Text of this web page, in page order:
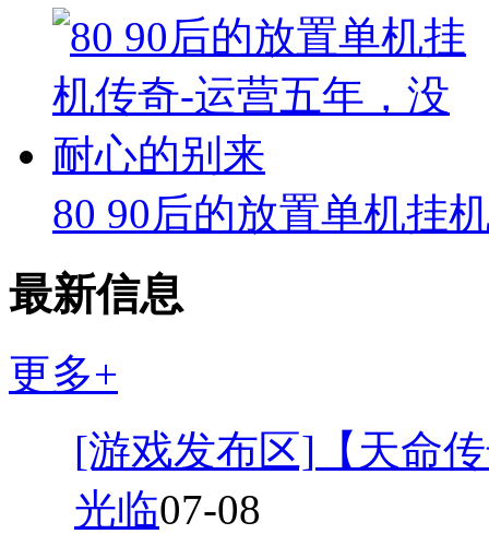
80 90后的放置单机挂
最新信息
更多+
[游戏发布区] 【天命
光临07-08